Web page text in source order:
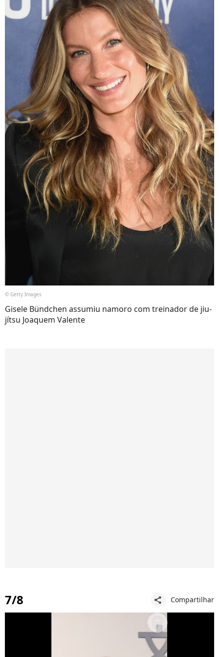
© Getty Images
Gisele Bündchen assumiu namoro com treinador de jiu-
jítsu Joaquem Valente
7/8 share Compartilhar